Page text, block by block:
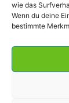
wie das
Wenn du deine
bestimmte